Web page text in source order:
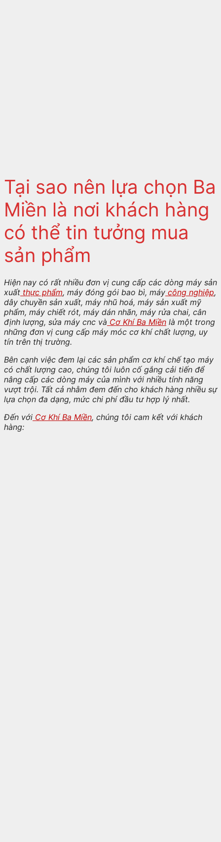
Tại sao nên lựa chọn Ba
Miền là nơi khách hàng
có thể tin tưởng mua
sản phẩm
Hiện nay có rất nhiều đơn vị cung cấp các dòng máy sản
xuất thực phẩm, máy đóng gói bao bì, máy công nghiệp,
dây chuyền sản xuất, máy nhũ hoá, máy sản xuất mỹ
phẩm, máy chiết rót, máy dán nhãn, máy rửa chai, cân
định lượng, sửa máy cnc và Cơ Khí Ba Miền là một trong
những đơn vị cung cấp máy móc cơ khí chất lượng, uy
tín trên thị trường.
Bên cạnh việc đem lại các sản phẩm cơ khí chế tạo máy
có chất lượng cao, chúng tôi luôn cố gắng cải tiến để
nâng cấp các dòng máy của mình với nhiều tính năng
vượt trội. Tất cả nhằm đem đến cho khách hàng nhiều sự
lựa chọn đa dạng, mức chi phí đầu tư hợp lý nhất.
Đến với Cơ Khí Ba Miền, chúng tôi cam kết với khách
hàng: